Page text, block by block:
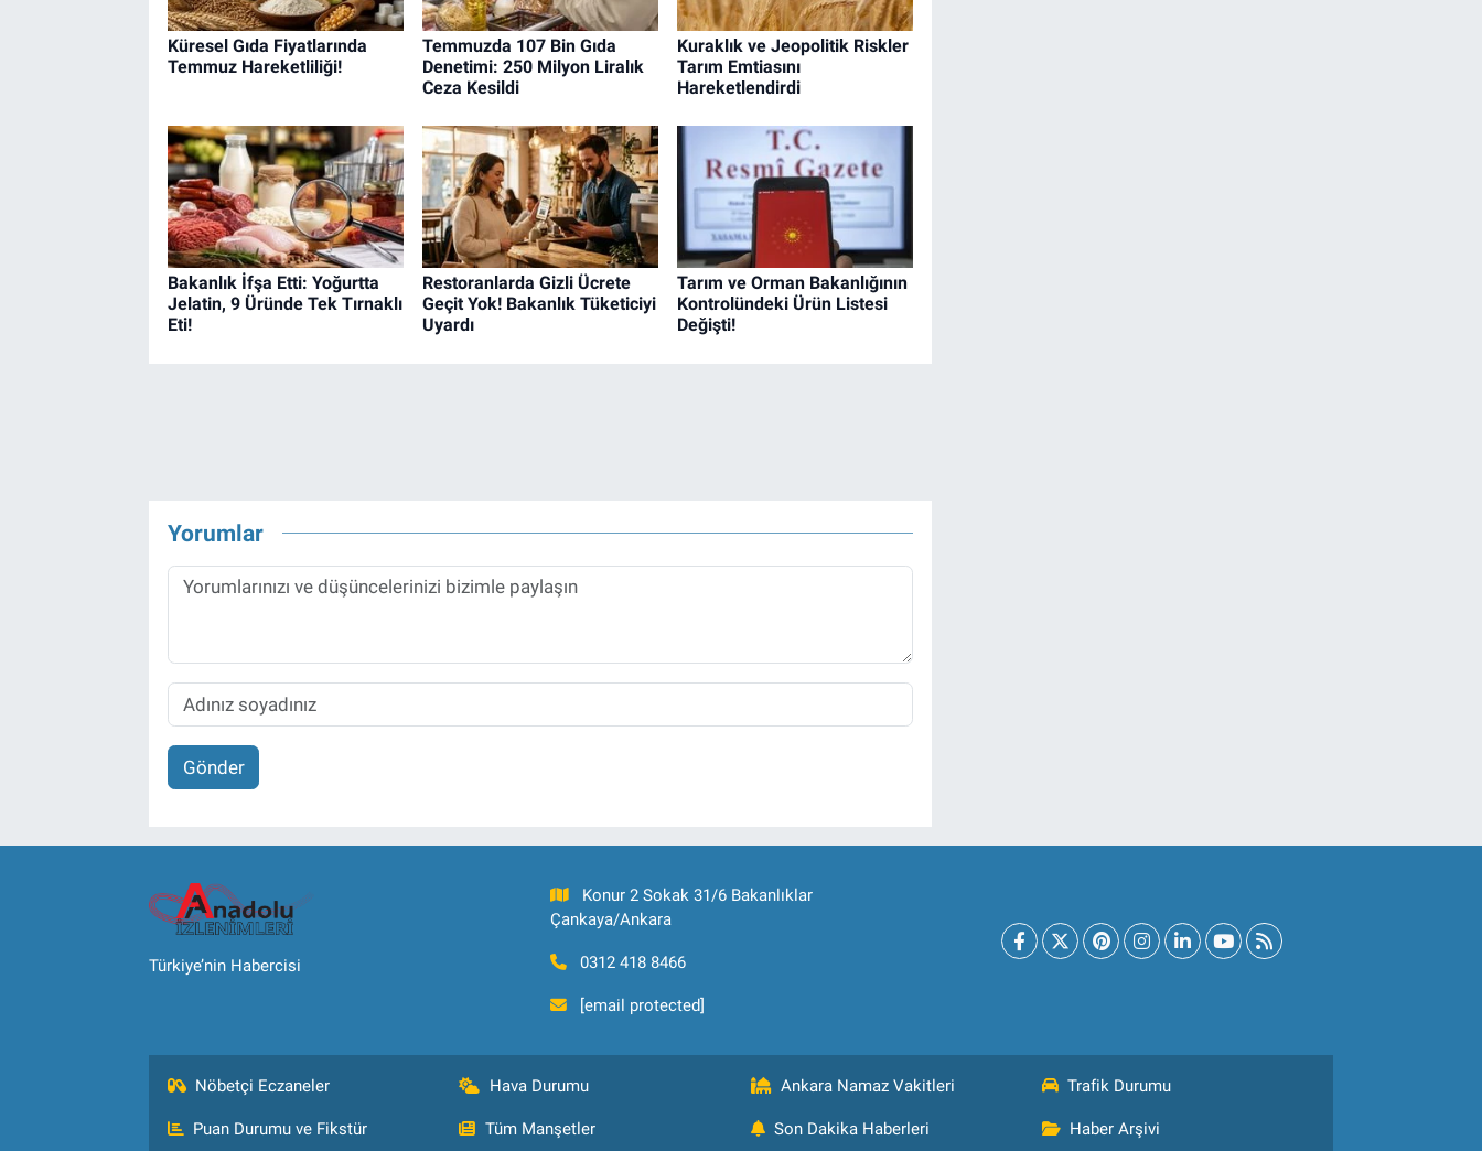
Küresel Gıda Fiyatlarında
Temmuz Hareketliliği!
Temmuzda 107 Bin Gıda
Denetimi: 250 Milyon Liralık
Ceza Kesildi
Kuraklık ve Jeopolitik Riskler
Tarım Emtiasını
Hareketlendirdi
Bakanlık İfşa Etti: Yoğurtta
Jelatin, 9 Üründe Tek Tırnaklı
Eti!
Restoranlarda Gizli Ücrete
Geçit Yok! Bakanlık Tüketiciyi
Uyardı
Tarım ve Orman Bakanlığının
Kontrolündeki Ürün Listesi
Değişti!
Yorumlar
Gönder
Türkiye’nin Habercisi
Konur 2 Sokak 31/6 Bakanlıklar
Çankaya/Ankara
0312 418 8466
[email protected]
Nöbetçi Eczaneler Hava Durumu Ankara Namaz Vakitleri Trafik Durumu
Puan Durumu ve Fikstür Tüm Manşetler Son Dakika Haberleri Haber Arşivi